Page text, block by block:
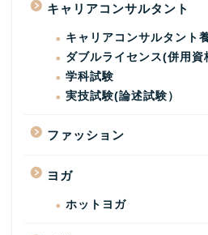
キャリアコンサルタント
キャリアコンサルタント
ダブルライセンス(併用資
学科試験
実技試験(論述試験）
ファッション
ヨガ
ホットヨガ